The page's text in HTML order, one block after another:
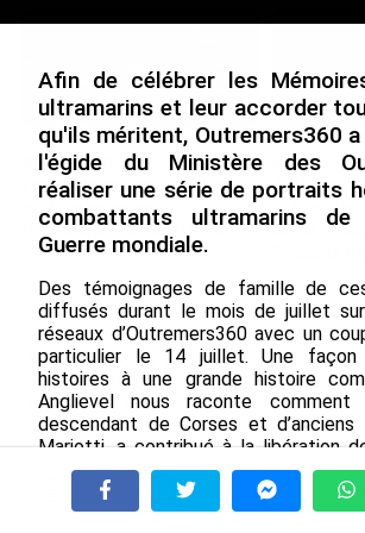
Avec VEENI, le Guadeloupéen
Yanis Foy entend participer
au développement
touristique des Outre-mer
Après 5
Antilles,
la
Société
le 05/08/2026
En juin 2026, les prix à la
consommation diminuent à
La Réunion et augmentent à ...
le 04/08/2026
INTERVIEW. À Wallis-et-Futuna, un
tourisme authentique et durable en
À la une Tv
Afin de célébrer les
ultramarins et leur accorder
qu'ils méritent, Outremers360
l'égide du Ministère des
réaliser une série de portraits
combattants ultramarins de
Guerre mondiale.
Des témoignages de famille de
diffusés durant le mois de juillet
réseaux d’Outremers360 avec un
particulier le 14 juillet. Une façon
histoires à une grande histoire
Anglievel nous raconte comment
descendant de Corses et d’anciens
Mariotti, a contribué à la libération
1944.